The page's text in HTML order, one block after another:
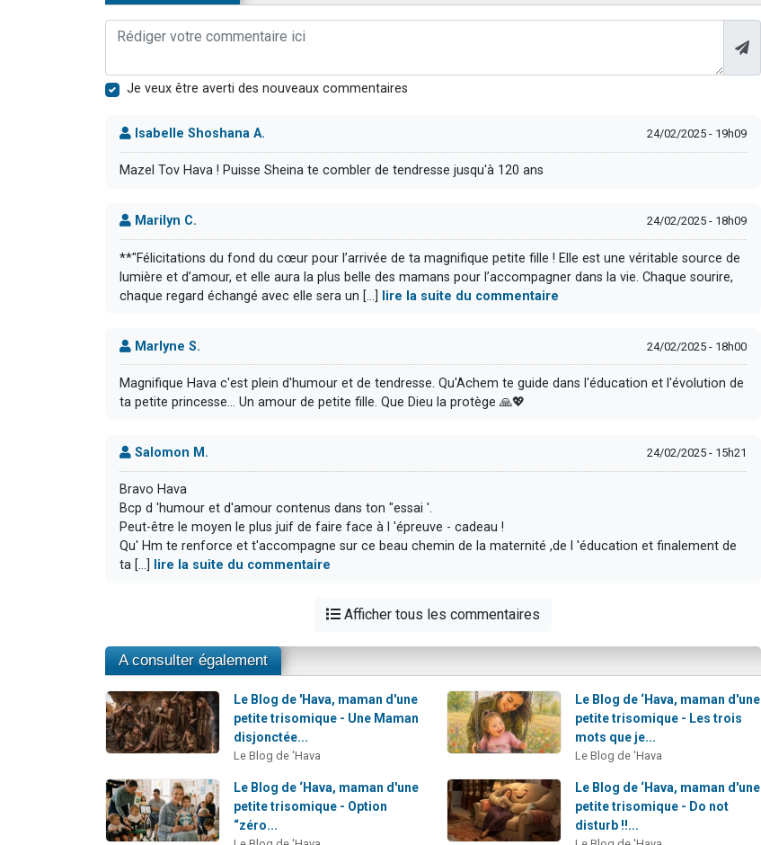
Je veux être averti des nouveaux commentaires
Isabelle Shoshana A. 24/02/2025 - 19h09
Mazel Tov Hava ! Puisse Sheina te combler de tendresse jusqu'à 120 ans
Marilyn C. 24/02/2025 - 18h09
**"Félicitations du fond du cœur pour l’arrivée de ta magnifique petite fille ! Elle est une véritable source de
lumière et d’amour, et elle aura la plus belle des mamans pour l’accompagner dans la vie. Chaque sourire,
chaque regard échangé avec elle sera un [...]
lire la suite du commentaire
Marlyne S. 24/02/2025 - 18h00
Magnifique Hava c'est plein d'humour et de tendresse. Qu'Achem te guide dans l'éducation et l'évolution de
ta petite princesse... Un amour de petite fille. Que Dieu la protège 🙏💖
Salomon M. 24/02/2025 - 15h21
Bravo Hava
Bcp d 'humour et d'amour contenus dans ton "essai '.
Peut-être le moyen le plus juif de faire face à l 'épreuve - cadeau !
Qu' Hm te renforce et t'accompagne sur ce beau chemin de la maternité ,de l 'éducation et finalement de
ta [...]
lire la suite du commentaire
Afficher tous les commentaires
A consulter également
Le Blog de 'Hava, maman d'une
petite trisomique - Une Maman
disjonctée...
Le Blog de 'Hava
Le Blog de ‘Hava, maman d'une
petite trisomique - Les trois
mots que je...
Le Blog de 'Hava
Le Blog de ‘Hava, maman d'une
petite trisomique - Option
“zéro...
Le Blog de ‘Hava, maman d'une
petite trisomique - Do not
disturb !!...